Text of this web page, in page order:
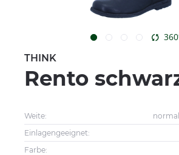
THINK
Rento
Weite:
Einlagengeeignet:
Farbe: